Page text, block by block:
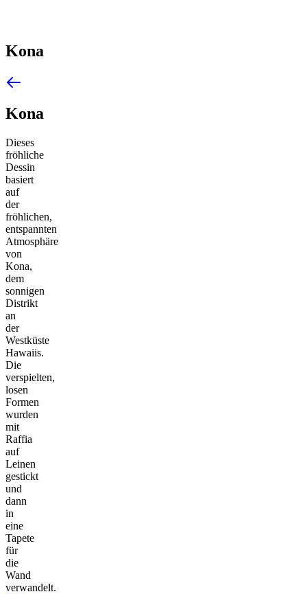
Kona
Kona
Dieses
fröhliche
Dessin
basiert
auf
der
fröhlichen,
entspannten
Atmosphäre
von
Kona,
dem
sonnigen
Distrikt
an
der
Westküste
Hawaiis.
Die
verspielten,
losen
Formen
wurden
mit
Raffia
auf
Leinen
gestickt
und
dann
in
eine
Tapete
für
die
Wand
verwandelt.